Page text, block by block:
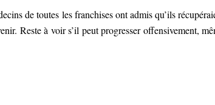
de toutes les franchises ont admis qu’ils
Reste à voir s’il peut progresser offensivement,